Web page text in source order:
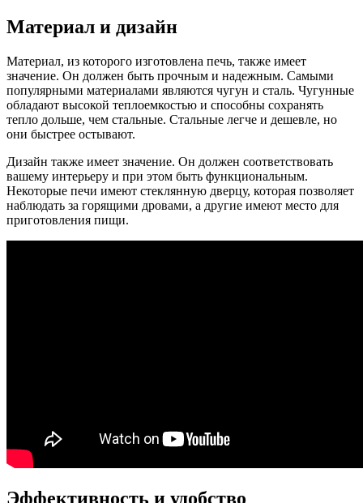
Материал и дизайн
Материал, из которого изготовлена печь, также имеет
значение. Он должен быть прочным и надежным. Самыми
популярными материалами являются чугун и сталь. Чугунные
обладают высокой теплоемкостью и способны сохранять
тепло дольше, чем стальные. Стальные легче и дешевле, но
они быстрее остывают.
Дизайн также имеет значение. Он должен соответствовать
вашему интерьеру и при этом быть функциональным.
Некоторые печи имеют стеклянную дверцу, которая позволяет
наблюдать за горящими дровами, а другие имеют место для
приготовления пищи.
Эффективность и удобство